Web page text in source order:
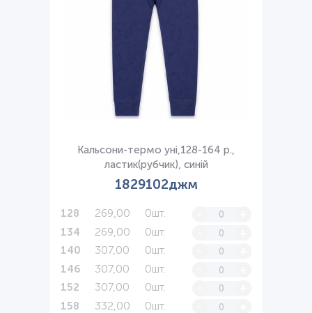
Кальсони-термо уні,128-164 р.,
ластик(рубчик), синій
1829102джм
128 269,00 0шт.
134 269,00 0шт.
140 307,00 0шт.
146 307,00 0шт.
152 307,00 0шт.
158 332,00 0шт.